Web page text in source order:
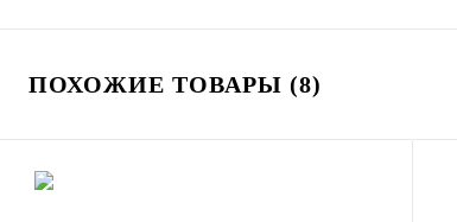
ПОХОЖИЕ ТОВАРЫ (8)